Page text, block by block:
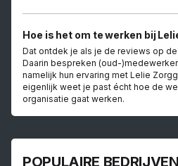
Hoe is het om te werken bij
Dat ontdek je als je de reviews op
Daarin bespreken (oud-
namelijk hun ervaring met Lelie
eigenlijk weet je past écht hoe de
organisatie gaat werken.
POPULAIRE BEDRIJVEN